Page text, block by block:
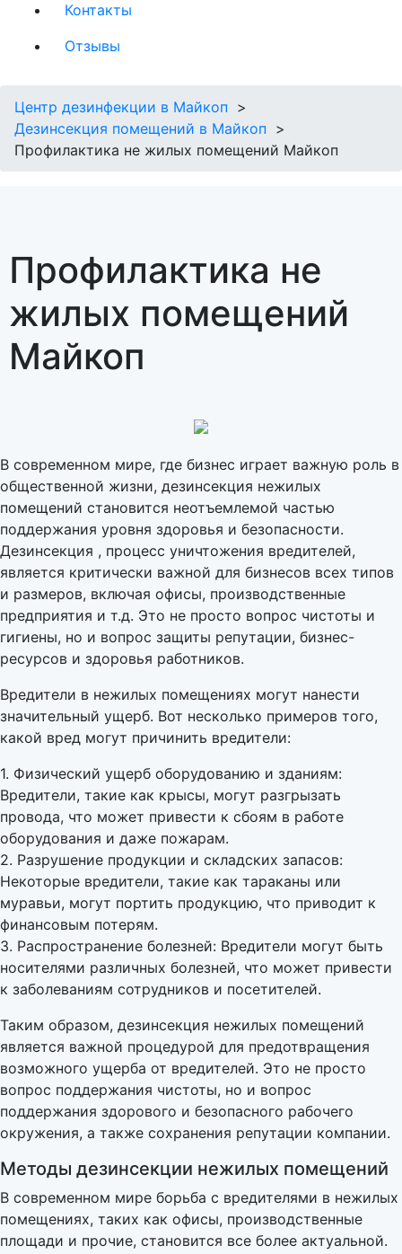
Контакты
Отзывы
Центр дезинфекции в Майкоп
Дезинсекция помещений в Майкоп
Профилактика не жилых помещений Майкоп
Профилактика не
жилых помещений
Майкоп
В современном мире, где бизнес играет важную роль в
общественной жизни, дезинсекция нежилых
помещений становится неотъемлемой частью
поддержания уровня здоровья и безопасности.
Дезинсекция , процесс уничтожения вредителей,
является критически важной для бизнесов всех типов
и размеров, включая офисы, производственные
предприятия и т.д. Это не просто вопрос чистоты и
гигиены, но и вопрос защиты репутации, бизнес-
ресурсов и здоровья работников.
Вредители в нежилых помещениях могут нанести
значительный ущерб. Вот несколько примеров того,
какой вред могут причинить вредители:
1. Физический ущерб оборудованию и зданиям:
Вредители, такие как крысы, могут разгрызать
провода, что может привести к сбоям в работе
оборудования и даже пожарам.
2. Разрушение продукции и складских запасов:
Некоторые вредители, такие как тараканы или
муравьи, могут портить продукцию, что приводит к
финансовым потерям.
3. Распространение болезней: Вредители могут быть
носителями различных болезней, что может привести
к заболеваниям сотрудников и посетителей.
Таким образом, дезинсекция нежилых помещений
является важной процедурой для предотвращения
возможного ущерба от вредителей. Это не просто
вопрос поддержания чистоты, но и вопрос
поддержания здорового и безопасного рабочего
окружения, а также сохранения репутации компании.
Методы дезинсекции нежилых помещений
В современном мире борьба с вредителями в нежилых
помещениях, таких как офисы, производственные
площади и прочие, становится все более актуальной.